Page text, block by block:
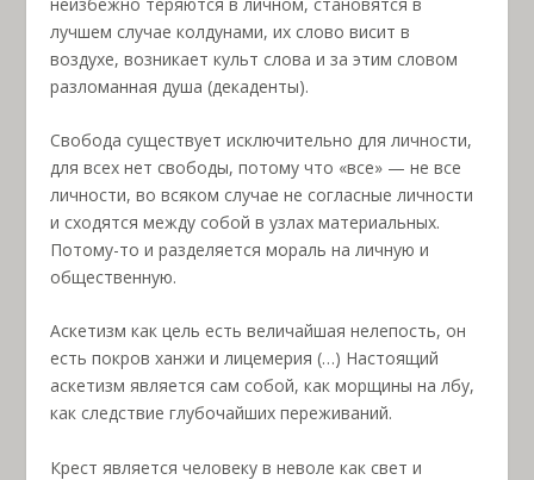
лучшем случае колдунами, их слово висит в
воздухе, возникает культ слова и за этим словом
разломанная душа (декаденты).
Свобода существует исключительно для личности,
для всех нет свободы, потому что «все» — не все
личности, во всяком случае не согласные личности
и сходятся между собой в узлах материальных.
Потому-то и разделяется мораль на личную и
общественную.
Аскетизм как цель есть величайшая нелепость, он
есть покров ханжи и лицемерия (…) Настоящий
аскетизм является сам собой, как морщины на лбу,
как следствие глубочайших переживаний.
Крест является человеку в неволе как свет и